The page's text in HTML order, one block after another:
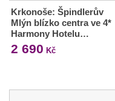
Krkonoše: Špindlerův
Mlýn blízko centra ve 4*
Harmony Hotelu…
2 690 Kč